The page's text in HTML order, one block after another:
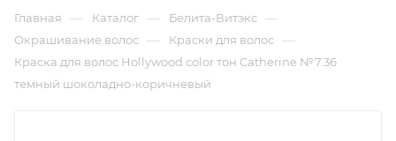
Главная — Каталог — Белита-Витэкс —
Окрашивание волос — Краски для волос —
Краска для волос Hollywood color тон Catherine №7.36
темный шоколадно-коричневый